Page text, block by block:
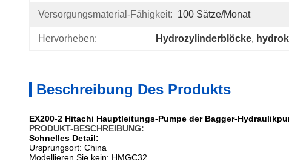
Versorgungsmaterial-Fähigkeit: 100 Sätze/Monat
Hervorheben: Hydrozylinderblöcke,
Beschreibung Des Produkts
EX200-2 Hitachi Hauptleitungs-Pumpe der Bagger-
PRODUKT-BESCHREIBUNG:
Schnelles Detail:
Ursprungsort: China
Modellieren Sie kein: HMGC32